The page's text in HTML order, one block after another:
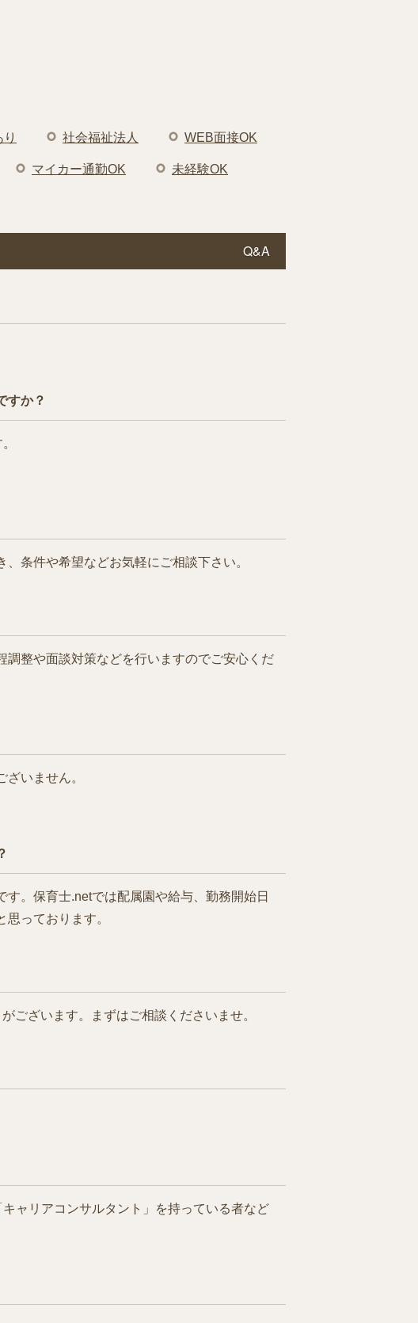
社会福祉法人 WEB面接OK
マイカー通勤OK 未経験OK
Q&A
すか？
、条件や希望などお気軽にご相談下さい。
調整や面談対策などを行いますのでご安心くだ
いません。
。保育士.netでは配属園や給与、勤務開始日
っております。
ございます。まずはご相談くださいませ。
ャリアコンサルタント」を持っている者など